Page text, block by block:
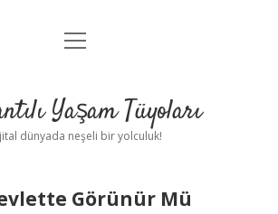
Anasayfa
Yasal Uyarı
menüyü
Yaşam Tüyoları
dünyada neşeli bir yolculuk!
Görünür Mü